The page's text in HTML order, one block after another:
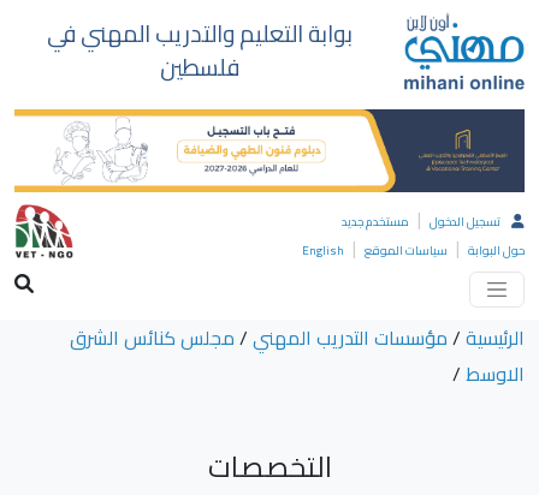
بوابة التعليم والتدريب المهني في
فلسطين
تسجيل الدخول | مستخدم جديد
حول البوابة | سياسات الموقع |
English
الرئيسية/مؤسسات التدريب المهني/مجلس كنائس الشرق
الاوسط/
التخصصات